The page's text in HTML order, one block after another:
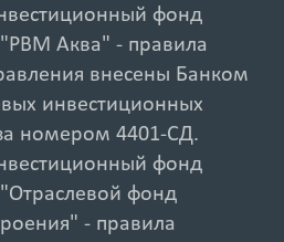
фонд
Аква" - правила
внесены Банком
инвестиционных
номером 4401-СД.
фонд
фонд
- правила